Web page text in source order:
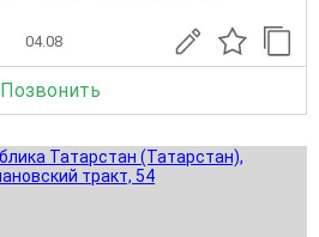
04.08
Позвонить